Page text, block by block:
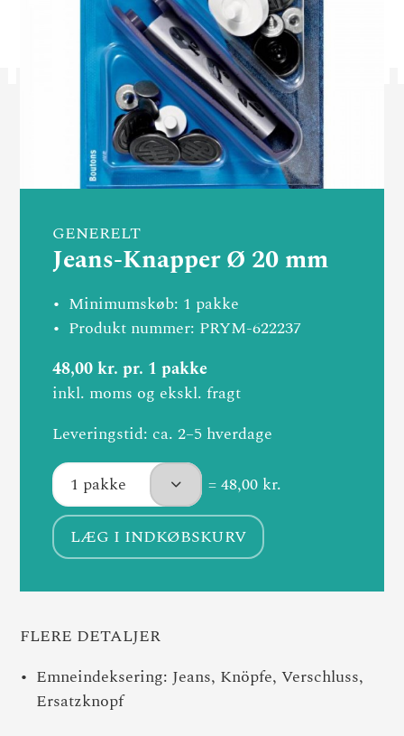
GENERELT
Jeans-Knapper Ø 20 mm
Minimumskøb: 1 pakke
Produkt nummer: PRYM-622237
48,00 kr. pr. 1 pakke
inkl. moms og ekskl. fragt
Leveringstid: ca. 2–5 hverdage
= 48,00 kr.
LÆG I INDKØBSKURV
FLERE DETALJER
Emneindeksering: Jeans, Knöpfe, Verschluss,
Ersatzknopf